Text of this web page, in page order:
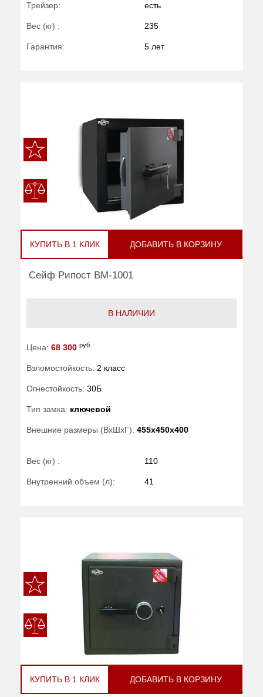
Трейзер: есть
Вес (кг) : 235
Гарантия: 5 лет
КУПИТЬ В 1 КЛИК ДОБАВИТЬ В КОРЗИНУ
Сейф Рипост ВМ-1001
В НАЛИЧИИ
Цена: 68 300 руб
Взломостойкость: 2 класс
Огнестойкость: 30Б
Тип замка: ключевой
Внешние размеры (ВхШхГ): 455x450x400
Вес (кг) : 110
Внутренний объем (л): 41
КУПИТЬ В 1 КЛИК ДОБАВИТЬ В КОРЗИНУ